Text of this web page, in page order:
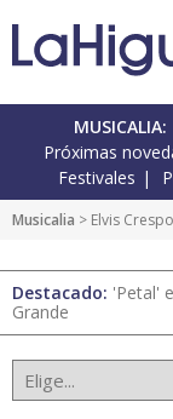
MUSICALIA:
Próximas
Festivales
Musicalia > Elvis Crespo
Destacado: 'Petal'
Grande